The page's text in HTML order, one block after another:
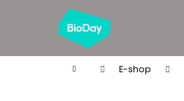
Domů E-shop
í
Zpět
do
Zpět
do